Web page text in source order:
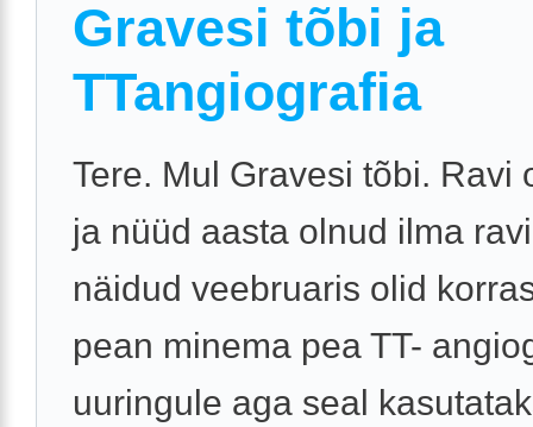
Gravesi tõbi ja
TTangiografia
Tere. Mul Gravesi tõbi. Ravi
ja nüüd aasta olnud ilma
näidud veebruaris olid
pean minema pea TT-
uuringule aga seal